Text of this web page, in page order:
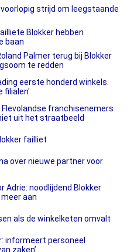
strijd om leegstaande
Blokker hebben
baan
Palmer terug bij Blokker
te redden
eerste honderd winkels.
filialen'
Flevolandse franchisenemers
uit het straatbeeld
failliet
over nieuwe partner voor
Adrie: noodlijdend Blokker
aan
als de winkelketen omvalt
informeert personeel
zaken’